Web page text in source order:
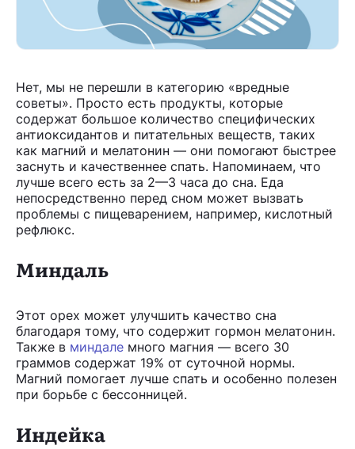
Нет, мы не перешли в категорию «вредные
советы». Просто есть продукты, которые
содержат большое количество специфических
антиоксидантов и питательных веществ, таких
как магний и мелатонин — они помогают быстрее
заснуть и качественнее спать. Напоминаем, что
лучше всего есть за 2—3 часа до сна. Еда
непосредственно перед сном может вызвать
проблемы с пищеварением, например, кислотный
рефлюкс.
Миндаль
Этот орех может улучшить качество сна
благодаря тому, что содержит гормон мелатонин.
Также в миндале много магния — всего 30
граммов содержат 19% от суточной нормы.
Магний помогает лучше спать и особенно полезен
при борьбе с бессонницей.
Индейка